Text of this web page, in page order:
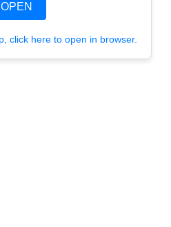
OPEN
click here to open in browser.